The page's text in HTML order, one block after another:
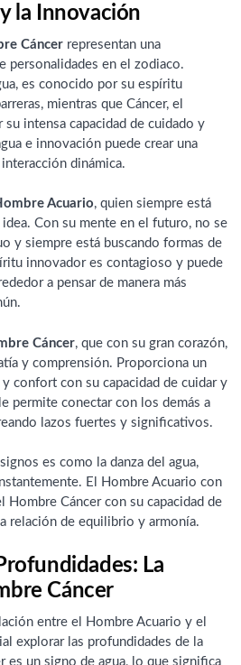
la Innovación
Cáncer representan una
personalidades en el zodiaco.
es conocido por su espíritu
mientras que Cáncer, el
intensa capacidad de cuidado y
e innovación puede crear una
dinámica.
Acuario, quien siempre está
idea. Con su mente en el futuro, no se
y siempre está buscando formas de
innovador es contagioso y puede
a pensar de manera más
Cáncer, que con su gran corazón,
y comprensión. Proporciona un
confort con su capacidad de cuidar y
permite conectar con los demás a
lazos fuertes y significativos.
es como la danza del agua,
El Hombre Acuario con
Hombre Cáncer con su capacidad de
relación de equilibrio y armonía.
La
Cáncer
entre el Hombre Acuario y el
explorar las profundidades de la
es un signo de agua, lo que significa